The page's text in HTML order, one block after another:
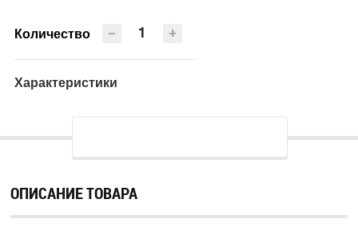
Количество +
−
Характеристики
ОПИСАНИЕ ТОВАРА